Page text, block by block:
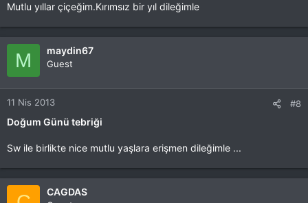
Mutlu yıllar çiçeğim.Kırımsız bir yıl dileğimle
M maydin67
Guest
11 Nis 2013 #8
Doğum Günü tebriği
Sw ile birlikte nice mutlu yaşlara erişmen dileğimle ...
CAGDAS